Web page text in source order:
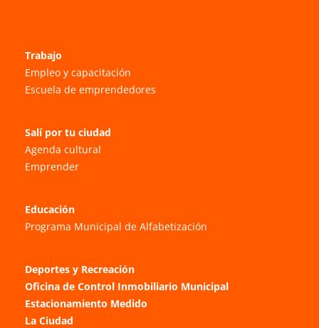
Trabajo
Empleo y capacitación
Escuela de emprendedores
Salí por tu ciudad
Agenda cultural
Emprender
Educación
Programa Municipal de Alfabetización
Deportes y Recreación
Oficina de Control Inmobiliario Municipal
Estacionamiento Medido
La Ciudad